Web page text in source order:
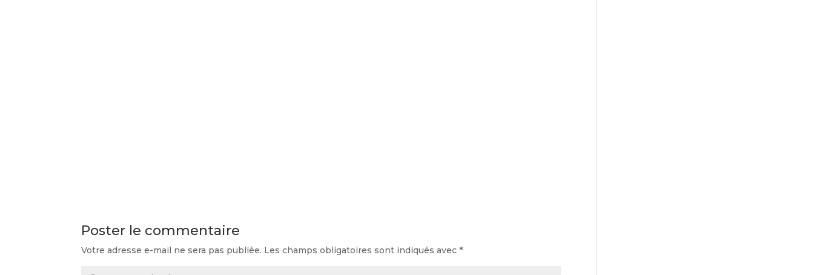
Poster le commentaire
Votre adresse e-mail ne sera pas publiée. Les champs obligatoires sont indiqués avec*